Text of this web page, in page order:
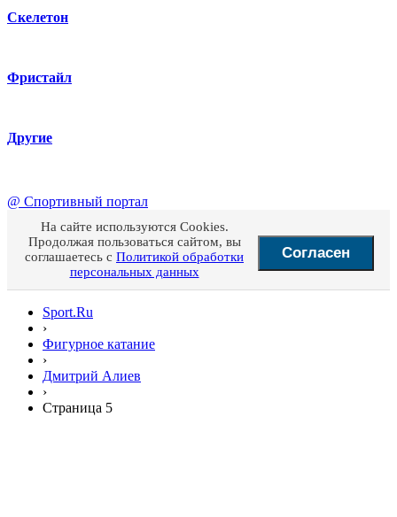
Скелетон
Фристайл
Другие
@ Спортивный портал
На сайте используются Cookies.
Продолжая пользоваться сайтом, вы
соглашаетесь с Политикой обработки
персональных данных
Согласен
Sport.Ru
›
Фигурное катание
›
Дмитрий Алиев
›
Страница 5